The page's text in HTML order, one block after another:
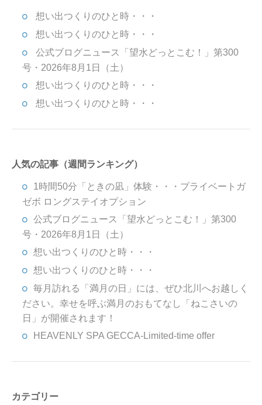
想い出つくりのひと時・・・
想い出つくりのひと時・・・
公式ブログニュース「望水どっとこむ！」第300
号・2026年8月1日（土）
想い出つくりのひと時・・・
想い出つくりのひと時・・・
人気の記事（週間ランキング）
1時間50分「ときの凪」体験・・・プライベートガ
ゼボ ロングステイオプション
公式ブログニュース「望水どっとこむ！」第300
号・2026年8月1日（土）
想い出つくりのひと時・・・
想い出つくりのひと時・・・
毎月訪れる「満月の日」には、ぜひ北川へお越しく
ださい。幸せを呼ぶ満月のおもてなし「ねこさいの
日」が開催されます！
HEAVENLY SPA GECCA-Limited-time offer
カテゴリー